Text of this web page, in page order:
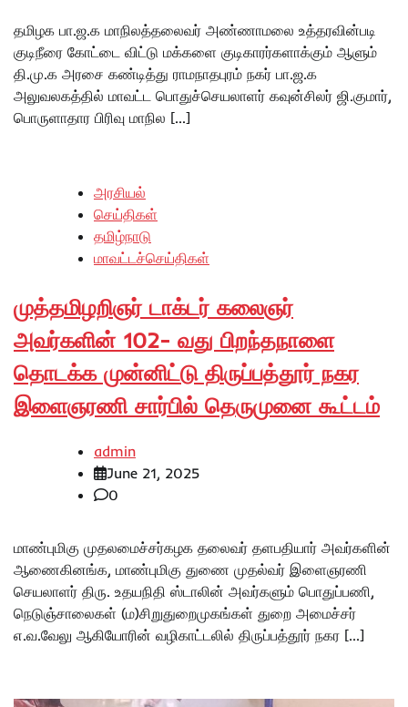
தமிழக பா.ஜ.க மாநிலத்தலைவர் அண்ணாமலை உத்தரவின்படி
குடிநீரை கோட்டை விட்டு மக்களை குடிகாரர்களாக்கும் ஆளும்
தி.மு.க அரசை கண்டித்து ராமநாதபுரம் நகர் பா.ஜ.க
அலுவலகத்தில் மாவட்ட பொதுச்செயலாளர் கவுன்சிலர் ஜி.குமார்,
பொருளாதார பிரிவு மாநில […]
அரசியல்
செய்திகள்
தமிழ்நாடு
மாவட்டச்செய்திகள்
முத்தமிழறிஞர் டாக்டர் கலைஞர்
அவர்களின் 102- வது பிறந்தநாளை
தொடக்க முன்னிட்டு திருப்பத்தூர் நகர
இளைஞரணி சார்பில் தெருமுனை கூட்டம்
admin
June 21, 2025
0
மாண்புமிகு முதலமைச்சர்கழக தலைவர் தளபதியார் அவர்களின்
ஆணைகினங்க, மாண்புமிகு துணை முதல்வர் இளைஞரணி
செயலாளர் திரு. உதயநிதி ஸ்டாலின் அவர்களும் பொதுப்பணி,
நெடுஞ்சாலைகள் (ம)சிறுதுறைமுகங்கள் துறை அமைச்சர்
எ.வ.வேலு ஆகியோரின் வழிகாட்டலில் திருப்பத்தூர் நகர […]